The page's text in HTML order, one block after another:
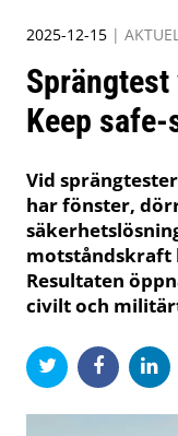
2025-12-15 |
Keep safe-
Vid
har fönster,
motståndskraft
Resultaten
civilt och